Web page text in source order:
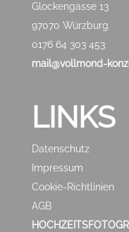
Glockengasse 13
97070 Würzburg
0176 64 303 453
mail@vollmond-
LINKS
Datenschutz
Impressum
Cookie-Richtlinien
AGB